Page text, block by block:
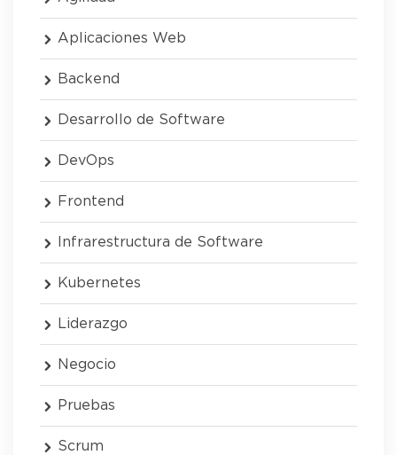
Aplicaciones Web
Backend
Desarrollo de Software
DevOps
Frontend
Infrarestructura de Software
Kubernetes
Liderazgo
Negocio
Pruebas
Scrum